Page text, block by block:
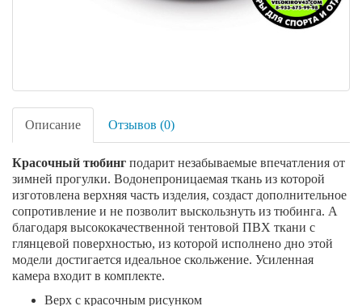
Описание Отзывов (0)
Красочный тюбинг подарит незабываемые впечатления от
зимней прогулки. Водонепроницаемая ткань из которой
изготовлена верхняя часть изделия, создаст дополнительное
сопротивление и не позволит выскользнуть из тюбинга. А
благодаря высококачественной тентовой ПВХ ткани с
глянцевой поверхностью, из которой исполнено дно этой
модели достигается идеальное скольжение. Усиленная
камера входит в комплекте.
Верх с красочным рисунком